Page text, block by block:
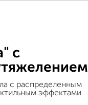
с
с распределенным
эффектами